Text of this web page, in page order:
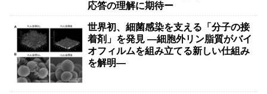
応答の理解に期待ー
世界初、細菌感染を支える「分子の接
着剤」を発見 ―細胞外リン脂質がバイ
オフィルムを組み立てる新しい仕組み
を解明―